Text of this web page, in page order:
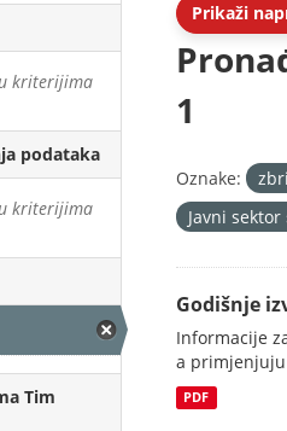
kriterijima
podataka
kriterijima
Tim
Prikaži
1
Oznake:
Javni sektor
Godišnje
Informacije
a primjenjuju
PDF